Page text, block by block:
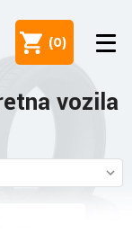
(0)
vozila